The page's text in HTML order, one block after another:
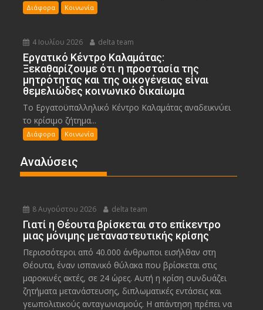
Διάφορα Κοινωνία
4 Ιουλίου 2026 delta team
Εργατικό Κέντρο Καλαμάτας:
Ξεκαθαρίζουμε ότι η προστασία της
μητρότητας και της οικογένειας είναι
θεμελιώδες κοινωνικό δικαίωμα
Το Εργατοϋπαλληλικό Κέντρο Καλαμάτας αναδεικνύει
το κρίσιμο ζήτημα...
Διάφορα Κοινωνία
Αναλύσεις
8 Αυγούστου 2026 delta team
Γιατί η Θέουτα βρίσκεται στο επίκεντρο
μιας μόνιμης μεταναστευτικής κρίσης
Περισσότεροι από 40.000 άνθρωποι εισήλθαν στη
Θέουτα, έναν ισπανικό θύλακα που βρίσκεται στις
μαροκινές ακτές, σε 24 ώρες. Αυτή η κρίση συνδυάζει
ζητήματα μετανάστευσης, διπλωματικές εντάσεις και
γεωπολιτικούς ανταγωνισμούς. Η απάντηση πρέπει να